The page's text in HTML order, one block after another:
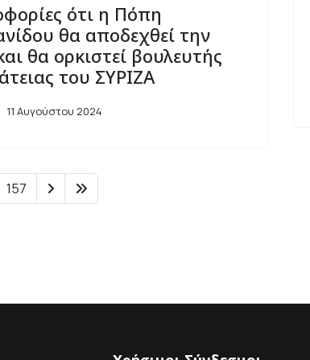
ότι η Πόπη
θα αποδεχθεί την
θα ορκιστεί βουλευτής
του ΣΥΡΙΖΑ
11 Αυγούστου 2024
157